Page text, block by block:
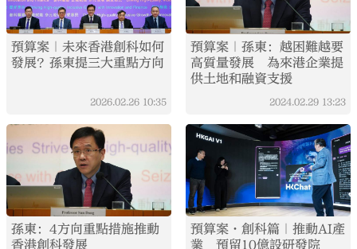
預算案｜未來香港創科如何
發展？孫東提三大重點方向
2026.02.26 10:35
預算案｜孫東：越困難越要
高質量發展 為來港企業提
供土地和融資支援
2024.02.29 13:23
孫東：4方向重點措施推動
香港創科發展
預算案·創科篇｜推動AI產
業 預留10億設研發院